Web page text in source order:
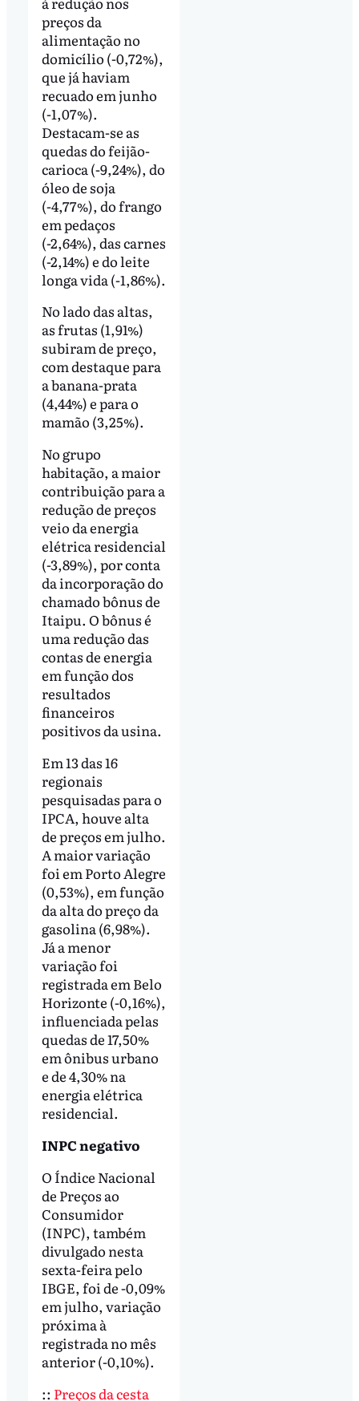
preços da
alimentação no
domicílio (-0,72%),
que já haviam
recuado em junho
(-1,07%).
Destacam-se as
quedas do feijão-
carioca (-9,24%), do
óleo de soja
(-4,77%), do frango
em pedaços
(-2,64%), das carnes
(-2,14%) e do leite
longa vida (-1,86%).
No lado das altas,
as frutas (1,91%)
subiram de preço,
com destaque para
a banana-prata
(4,44%) e para o
mamão (3,25%).
No grupo
habitação, a maior
contribuição para a
redução de preços
veio da energia
elétrica residencial
(-3,89%), por conta
da incorporação do
chamado bônus de
Itaipu. O bônus é
uma redução das
contas de energia
em função dos
resultados
financeiros
positivos da usina.
Em 13 das 16
regionais
pesquisadas para o
IPCA, houve alta
de preços em julho.
A maior variação
foi em Porto Alegre
(0,53%), em função
da alta do preço da
gasolina (6,98%).
Já a menor
variação foi
registrada em Belo
Horizonte (-0,16%),
influenciada pelas
quedas de 17,50%
em ônibus urbano
e de 4,30% na
energia elétrica
residencial.
INPC negativo
O Índice Nacional
de Preços ao
Consumidor
(INPC), também
divulgado nesta
sexta-feira pelo
IBGE, foi de -0,09%
em julho, variação
próxima à
registrada no mês
anterior (-0,10%).
:: Preços da cesta